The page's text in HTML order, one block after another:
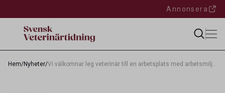
Annonsera
Hem/Nyheter/